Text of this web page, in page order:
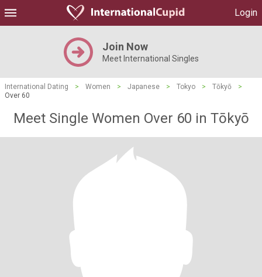
Login
Join Now
Meet International Singles
International Dating > Women > Japanese > Tokyo > Tōkyō
>
Over 60
Meet Single Women Over 60 in Tōkyō